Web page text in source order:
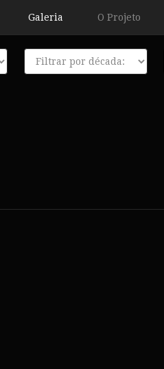
Galeria O Projeto
Década